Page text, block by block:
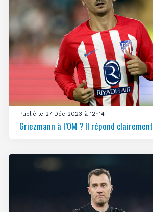
Publié le 27 Déc 2023 à 12h14
Griezmann à l’OM ? Il répond clairement